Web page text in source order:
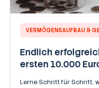
VERMÖGENSAUFBAU &
Endlich
ersten 10.000
Lerne Schritt für Schritt,